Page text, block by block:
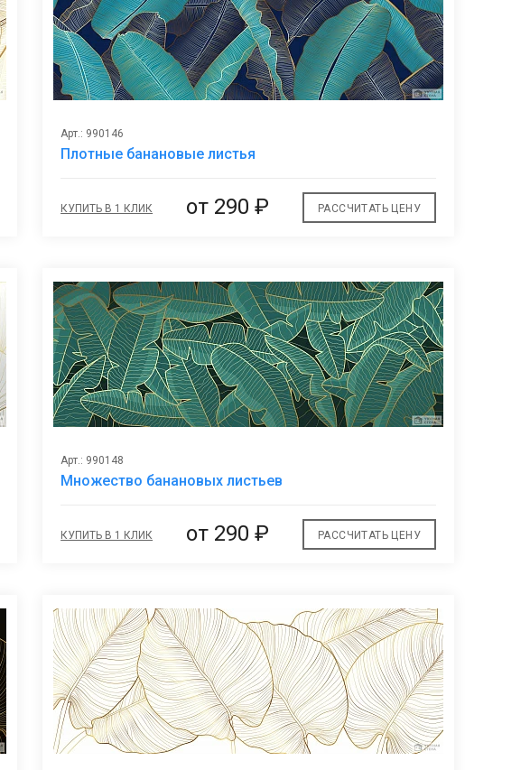
избранное
Арт.: 990146
Плотные банановые листья
КУПИТЬ В 1 КЛИК от 290 ₽ РАССЧИТАТЬ ЦЕНУ
избранное
Арт.: 990148
Множество банановых листьев
КУПИТЬ В 1 КЛИК от 290 ₽ РАССЧИТАТЬ ЦЕНУ